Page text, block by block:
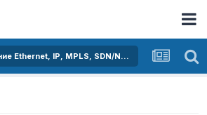
Активное оборудование Ethernet, IP, MPLS, SDN/NFV...